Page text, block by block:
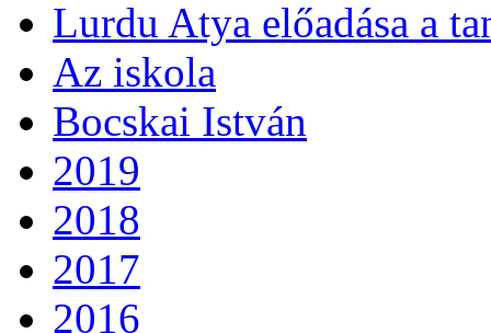
Lurdu Atya előadása a
Az iskola
Bocskai István
2019
2018
2017
2016